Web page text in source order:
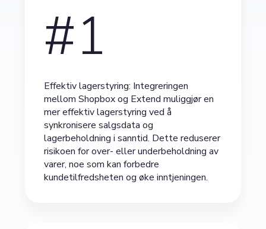
#1
Effektiv lagerstyring: Integreringen
mellom Shopbox og Extend muliggjør en
mer effektiv lagerstyring ved å
synkronisere salgsdata og
lagerbeholdning i sanntid. Dette reduserer
risikoen for over- eller underbeholdning av
varer, noe som kan forbedre
kundetilfredsheten og øke inntjeningen.